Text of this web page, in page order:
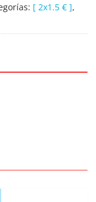
[ 2x1.5 € ],